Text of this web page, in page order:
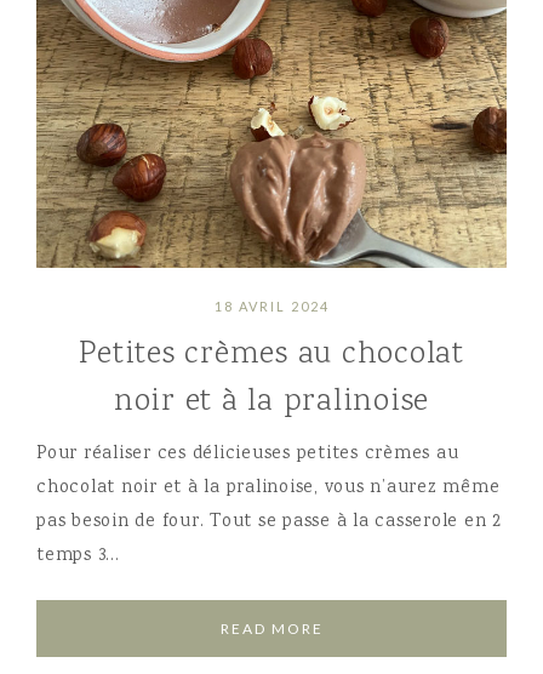
18 AVRIL 2024
Petites crèmes au chocolat
noir et à la pralinoise
Pour réaliser ces délicieuses petites crèmes au
chocolat noir et à la pralinoise, vous n’aurez même
pas besoin de four. Tout se passe à la casserole en 2
temps 3…
READ MORE